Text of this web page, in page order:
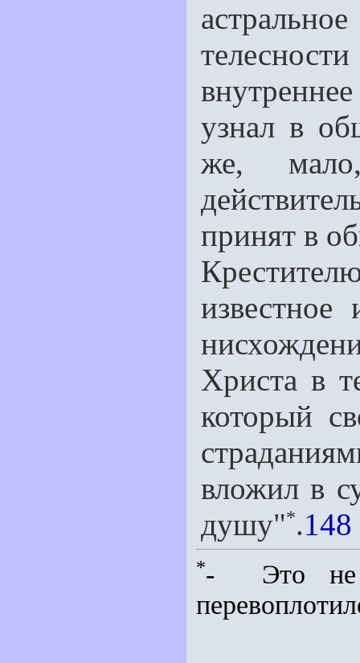
узнал в
же,
принят в
известное
Христа в
который
вложил в
душу"*.
*- Это не